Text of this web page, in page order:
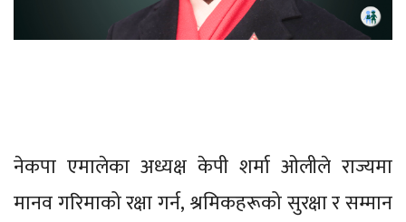
नेकपा एमालेका अध्यक्ष केपी शर्मा ओलीले राज्यमा
मानव गरिमाको रक्षा गर्न, श्रमिकहरूको सुरक्षा र सम्मान